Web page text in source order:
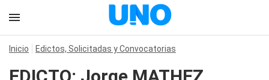
Inicio Edictos, Solicitadas y Convocatorias